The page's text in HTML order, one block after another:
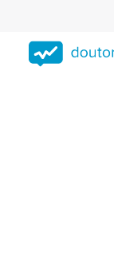
conteúdo
principal